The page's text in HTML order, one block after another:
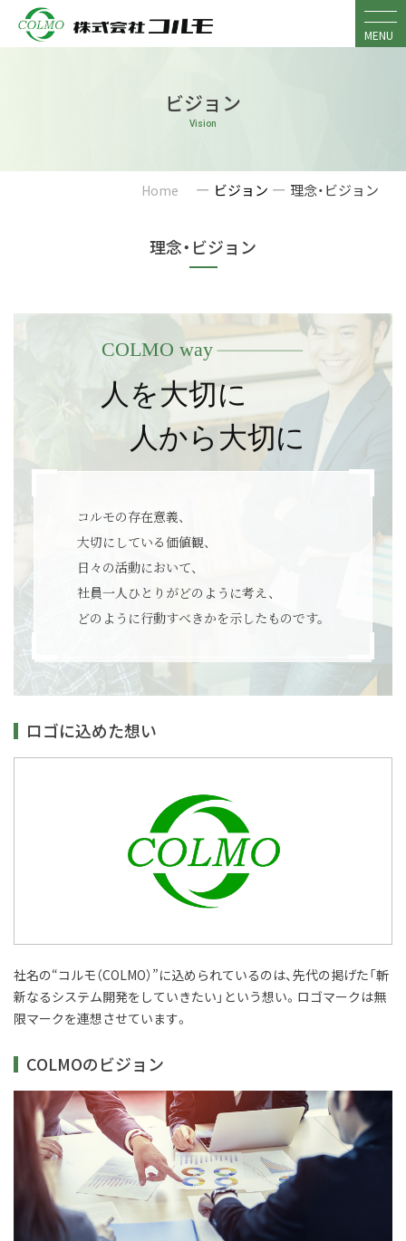
Skip
content
MENU
ビジョン
Vision
Home ー ビジョン ー 理念・ビジョン
理念・ビジョン
コルモの存在意義、
大切にしている価値観、
日々の活動において、
社員一人ひとりがどのように考え、
どのように行動すべきかを示したものです。
ロゴに込めた想い
社名の“コルモ（COLMO）”に込められているのは、先代の掲げた「斬
新なるシステム開発をしていきたい」という想い。ロゴマークは無
限マークを連想させています。
COLMOのビジョン